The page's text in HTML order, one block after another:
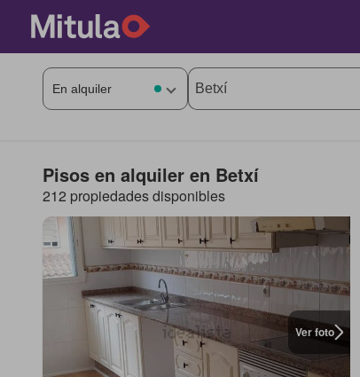
Pisos en alquiler en Betxí
212 propiedades disponibles
Ver foto